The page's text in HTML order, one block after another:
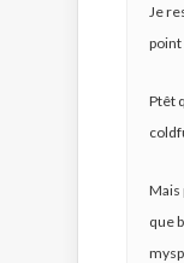
Je
point
Ptêt
Mais
que